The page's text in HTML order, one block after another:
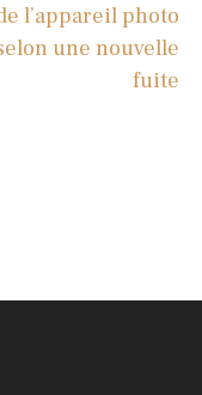
l’appareil photo
une nouvelle
fuite